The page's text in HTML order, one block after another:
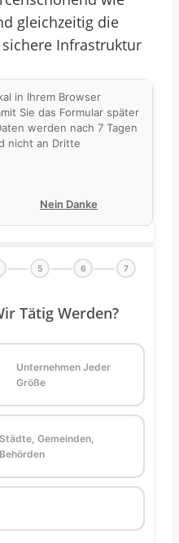
gleichzeitig die
Infrastruktur
in Ihrem Browser
Sie das Formular später
werden nach 7 Tagen
nicht an Dritte
Nein Danke
5 6 7
Tätig Werden?
Unternehmen Jeder
Größe
Städte, Gemeinden,
Behörden